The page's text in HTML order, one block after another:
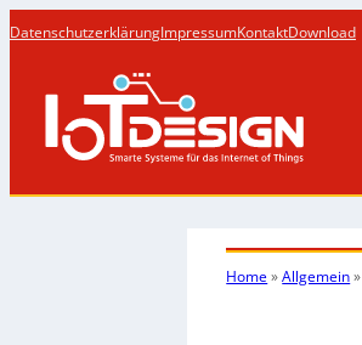
DatenschutzerklärungImpressumKontaktDownload
Home»Allgemein»